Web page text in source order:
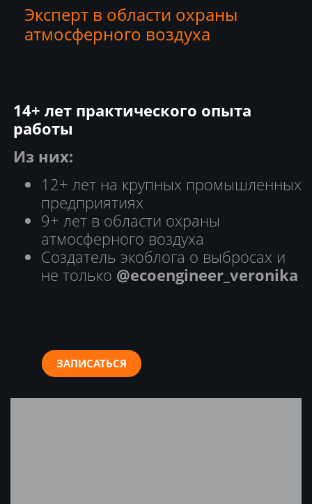
Эксперт в области охраны
атмосферного воздуха
14+ лет практического опыта
работы
Из них:
12+ лет на крупных промышленных
предприятиях
9+ лет в области охраны
атмосферного воздуха
Создатель экоблога о выбросах и
не только @ecoengineer_veronika
ЗАПИСАТЬСЯ